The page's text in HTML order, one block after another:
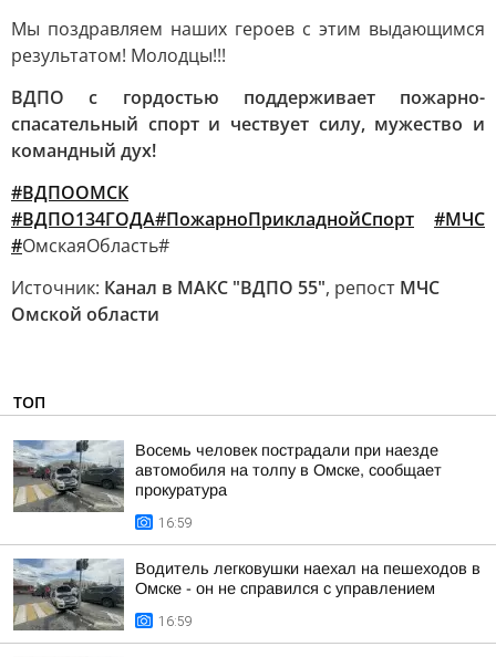
Мы поздравляем наших героев с этим выдающимся
результатом! Молодцы!!!
ВДПО с гордостью поддерживает пожарно-
спасательный спорт и чествует силу, мужество и
командный дух!
#ВДПООМСК
#ВДПО134ГОДА#ПожарноПрикладнойСпорт
#МЧС
#ОмскаяОбласть#
Источник: Канал в МАКС "ВДПО 55", репост МЧС
Омской области
ТОП
Восемь человек пострадали при наезде
автомобиля на толпу в Омске, сообщает
прокуратура
16:59
Водитель легковушки наехал на пешеходов в
Омске - он не справился с управлением
16:59